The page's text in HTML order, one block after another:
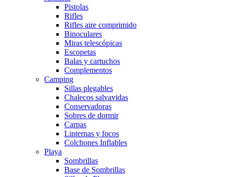
Pistolas
Rifles
Rifles aire comprimido
Binoculares
Miras telescópicas
Escopetas
Balas y cartuchos
Complementos
Camping
Sillas plegables
Chalecos salvavidas
Conservadoras
Sobres de dormir
Carpas
Linternas y focos
Colchones Inflables
Playa
Sombrillas
Base de Sombrillas